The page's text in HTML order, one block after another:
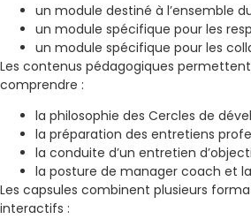
un module destiné à l’ensemble
un module spécifique pour les
un module spécifique pour les
Les contenus pédagogiques
comprendre :
la philosophie des Cercles de
la préparation des entretiens
la conduite d’un entretien
la posture de manager coach et
Les capsules combinent plusieurs
interactifs :